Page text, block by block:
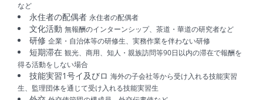
など
永住者の配偶者 永住者の配偶者
文化活動 無報酬のインターンシップ、茶道・華道の研究者など
研修 企業・自治体等の研修生、実務作業を伴わない研修
短期滞在 観光、商用、知人・親族訪問等90日以内の滞在で報酬を
得る活動をしない場合
技能実習1号イ及びロ 海外の子会社等から受け入れる技能実習
生、監理団体を通じて受け入れる技能実習生